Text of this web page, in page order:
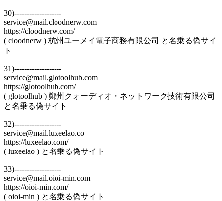
30)-------------------
service@mail.cloodnerw.com
https://cloodnerw.com/
( cloodnerw ) 杭州ユーメイ電子商務有限公司 と名乗る偽サイ
ト
31)-------------------
service@mail.glotoolhub.com
https://glotoolhub.com/
( glotoolhub ) 鄭州クォーディオ・ネットワーク技術有限公司
と名乗る偽サイト
32)-------------------
service@mail.luxeelao.co
https://luxeelao.com/
( luxeelao ) と名乗る偽サイト
33)-------------------
service@mail.oioi-min.com
https://oioi-min.com/
( oioi-min ) と名乗る偽サイト